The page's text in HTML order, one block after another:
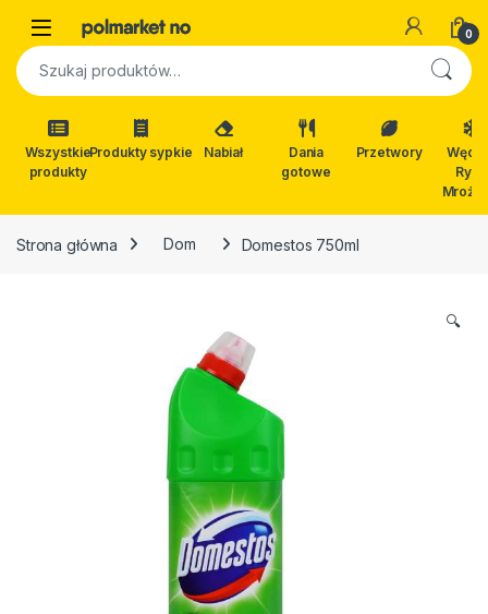
Open 0
Szukaj:
Wszystkie
produkty
Produkty sypkie Nabiał
Dania
gotowe
Przetwory
Ryby
Strona główna Dom Domestos 750ml
🔍